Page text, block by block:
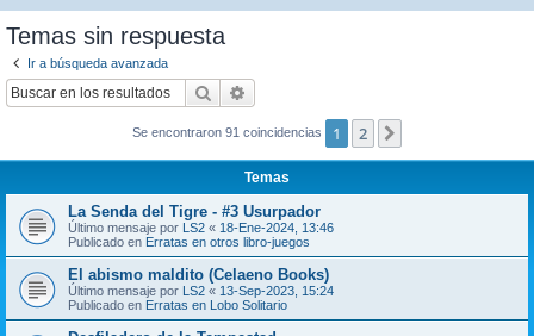
Temas sin respuesta
Ir a búsqueda avanzada
Buscar
Se encontraron 91 coincidencias 1 2
Temas
La Senda del Tigre - #3 Usurpador
Último mensaje por LS2 « 18-Ene-2024, 13:46
Publicado en Erratas en otros libro-juegos
El abismo maldito (Celaeno Books)
Último mensaje por LS2 « 13-Sep-2023, 15:24
Publicado en Erratas en Lobo Solitario